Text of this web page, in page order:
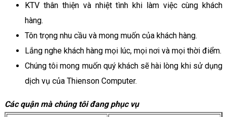
KTV thân thiện và nhiệt tình khi làm việc cùng khách
hàng.
Tôn trọng nhu cầu và mong muốn của khách hàng.
Lắng nghe khách hàng mọi lúc, mọi nơi và mọi thời điểm.
Chúng tôi mong muốn quý khách sẽ hài lòng khi sử dụng
dịch vụ của Thienson Computer.
Các quận mà chúng tôi đang phục vụ